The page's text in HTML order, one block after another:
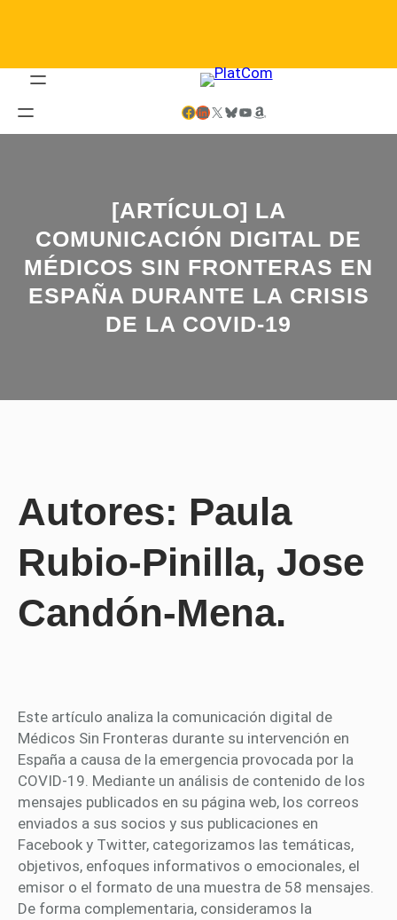
Facebook LinkedIn X Bluesky YouTube Amazon
[ARTÍCULO] LA
COMUNICACIÓN DIGITAL DE
MÉDICOS SIN FRONTERAS EN
ESPAÑA DURANTE LA CRISIS
DE LA COVID-19
Autores: Paula
Rubio-Pinilla, Jose
Candón-Mena.
Este artículo analiza la comunicación digital de
Médicos Sin Fronteras durante su intervención en
España a causa de la emergencia provocada por la
COVID-19. Mediante un análisis de contenido de los
mensajes publicados en su página web, los correos
enviados a sus socios y sus publicaciones en
Facebook y Twitter, categorizamos las temáticas,
objetivos, enfoques informativos o emocionales, el
emisor o el formato de una muestra de 58 mensajes.
De forma complementaria, consideramos la